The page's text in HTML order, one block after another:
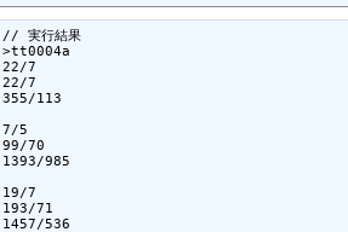
// 実行結果
>tt0004a
22/7
22/7
355/113
7/5
99/70
1393/985
19/7
193/71
1457/536